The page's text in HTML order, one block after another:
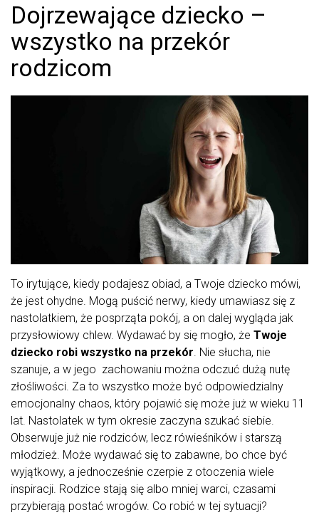
Dojrzewające dziecko –
wszystko na przekór
rodzicom
To irytujące, kiedy podajesz obiad, a Twoje dziecko mówi,
że jest ohydne. Mogą puścić nerwy, kiedy umawiasz się z
nastolatkiem, że posprząta pokój, a on dalej wygląda jak
przysłowiowy chlew. Wydawać by się mogło, że Twoje
dziecko robi wszystko na przekór. Nie słucha, nie
szanuje, a w jego zachowaniu można odczuć dużą nutę
złośliwości. Za to wszystko może być odpowiedzialny
emocjonalny chaos, który pojawić się może już w wieku 11
lat. Nastolatek w tym okresie zaczyna szukać siebie.
Obserwuje już nie rodziców, lecz rówieśników i starszą
młodzież. Może wydawać się to zabawne, bo chce być
wyjątkowy, a jednocześnie czerpie z otoczenia wiele
inspiracji. Rodzice stają się albo mniej warci, czasami
przybierają postać wrogów. Co robić w tej sytuacji?